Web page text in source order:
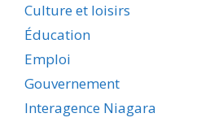
Culture et loisirs
Éducation
Emploi
Gouvernement
Interagence Niagara